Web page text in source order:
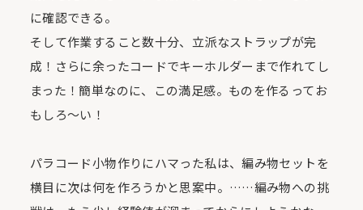
に確認できる。
そして作業すること数十分、立派なストラップが完
成！さらに余ったコードでキーホルダーまで作れてし
まった！簡単なのに、この満足感。ものを作るってお
もしろ～い！
パラコード小物作りにハマった私は、編み物セットを
横目に次は何を作ろうかと思案中。……編み物への挑